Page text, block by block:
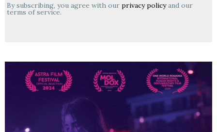
By subscribing, you agree with our privacy policyand our
terms of service.